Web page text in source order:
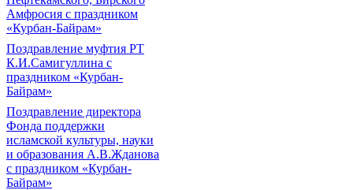
Амфросия с праздником
«Курбан-Байрам»
Поздравление муфтия РТ
К.И.Самигуллина с
праздником «Курбан-
Байрам»
Поздравление директора
Фонда поддержки
исламской культуры, науки
и образования А.В.Жданова
с праздником «Курбан-
Байрам»